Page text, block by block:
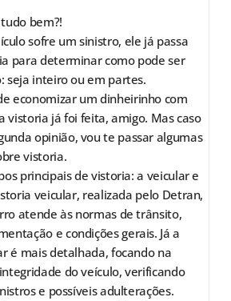
bem?!
sofre um sinistro, ele já passa
para determinar como pode ser
seja inteiro ou em partes.
economizar um dinheirinho com
vistoria já foi feita, amigo. Mas caso
opinião, vou te passar algumas
vistoria.
principais de vistoria: a veicular e
veicular, realizada pelo Detran,
atende às normas de trânsito,
e condições gerais. Já a
é mais detalhada, focando na
do veículo, verificando
e possíveis adulterações.